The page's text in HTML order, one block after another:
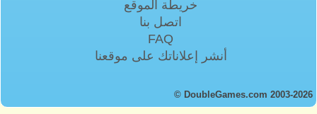
خريطة الموقع
اتصل بنا
FAQ
أنشر إعلاناتك على موقعنا
© DoubleGames.com 2003-2026